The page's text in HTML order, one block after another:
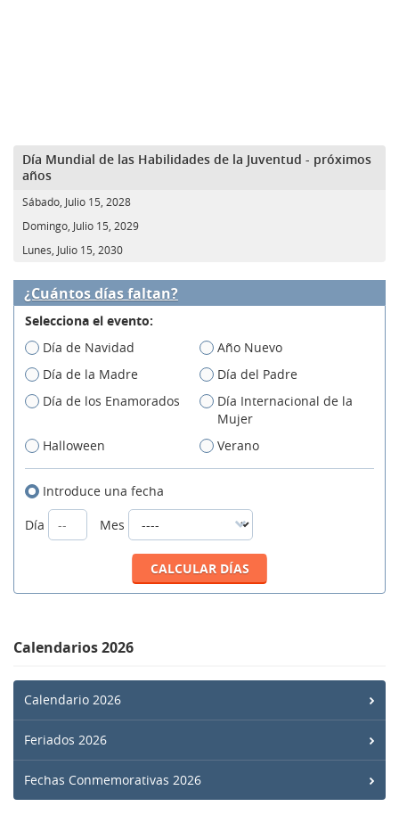
Día Mundial de las Habilidades de la Juventud - próximos
años
Sábado, Julio 15, 2028
Domingo, Julio 15, 2029
Lunes, Julio 15, 2030
¿Cuántos días faltan?
Selecciona el evento:
Día de Navidad
Año Nuevo
Día de la Madre
Día del Padre
Día de los Enamorados
Día Internacional de la
Mujer
Halloween
Verano
Introduce una fecha
Día
Mes
Calendarios 2026
Calendario 2026
Feriados 2026
Fechas Conmemorativas 2026